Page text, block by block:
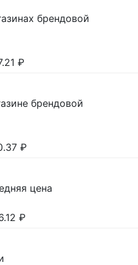
брендовой
₽
брендовой
₽
цена
₽